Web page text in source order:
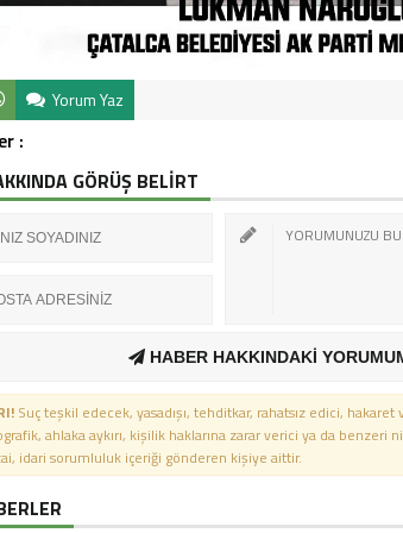
Yorum Yaz
:
GÖRÜŞ BELİRT
HABER HAKKINDAKİ
Suç teşkil edecek, yasadışı, tehditkar, rahatsız edici,
ahlaka aykırı, kişilik haklarına zarar verici ya da
idari sorumluluk içeriği gönderen kişiye aittir.